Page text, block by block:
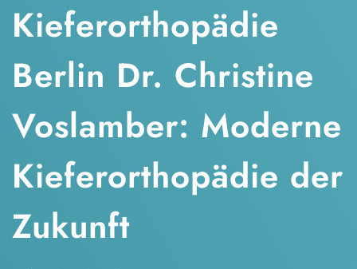
Kieferorthopädie
Berlin Dr. Christine
Voslamber: Moderne
Kieferorthopädie der
Zukunft